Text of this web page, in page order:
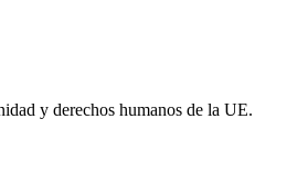
y derechos humanos de la UE.